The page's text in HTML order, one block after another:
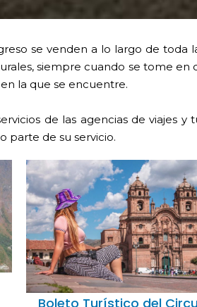
se venden a lo largo de toda
siempre cuando se tome
la que se encuentre.
de las agencias de viajes
parte de su servicio.
Boleto Turístico del